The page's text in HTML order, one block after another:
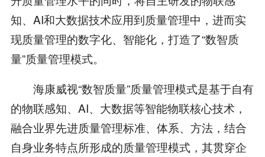
知、AI和大数据技术应用到质量管理中，进而实
现质量管理的数字化、智能化，打造了“数智质
量”质量管理模式。
海康威视“数智质量”质量管理模式是基于自有
的物联感知、AI、大数据等智能物联核心技术，
融合业界先进质量管理标准、体系、方法，结合
自身业务特点所形成的质量管理模式，其贯穿企